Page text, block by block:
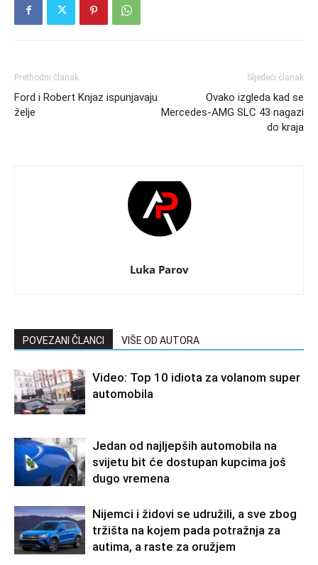
Prethodni članak
Ford i Robert Knjaz ispunjavaju
želje
Sljedeći članak
Ovako izgleda kad se
Mercedes-AMG SLC 43 nagazi
do kraja
Luka Parov
POVEZANI ČLANCI VIŠE OD AUTORA
Video: Top 10 idiota za volanom super
automobila
Jedan od najljepših automobila na
svijetu bit će dostupan kupcima još
dugo vremena
Nijemci i židovi se udružili, a sve zbog
tržišta na kojem pada potražnja za
autima, a raste za oružjem